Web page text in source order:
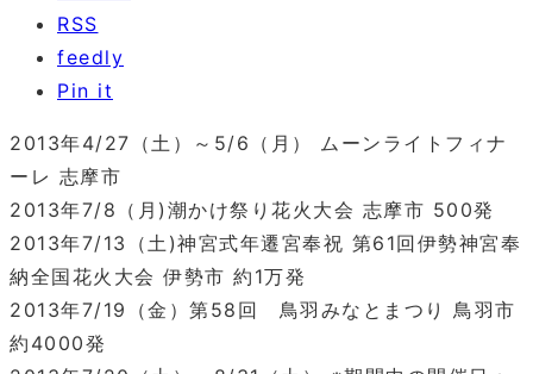
RSS
feedly
Pin it
2013年4/27（土）～5/6（月） ムーンライトフィナ
ーレ 志摩市
2013年7/8（月)潮かけ祭り花火大会 志摩市 500発
2013年7/13（土)神宮式年遷宮奉祝 第61回伊勢神宮奉
納全国花火大会 伊勢市 約1万発
2013年7/19（金）第58回 鳥羽みなとまつり 鳥羽市
約4000発